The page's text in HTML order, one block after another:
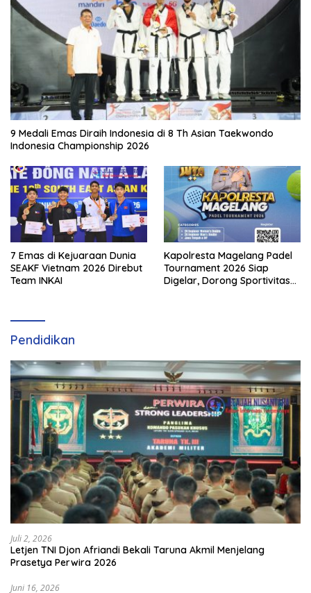
9 Medali Emas Diraih Indonesia di 8 Th Asian Taekwondo
Indonesia Championship 2026
7 Emas di Kejuaraan Dunia
SEAKF Vietnam 2026 Direbut
Team INKAI
Kapolresta Magelang Padel
Tournament 2026 Siap
Digelar, Dorong Sportivitas
Pendidikan
Juli 2, 2026
Letjen TNI Djon Afriandi Bekali Taruna Akmil Menjelang
Prasetya Perwira 2026
Juni 16, 2026